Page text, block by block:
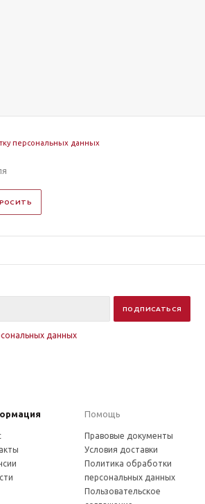
персональных данных
данных
Помощь
Правовые документы
Условия доставки
Политика обработки
персональных данных
Пользовательское